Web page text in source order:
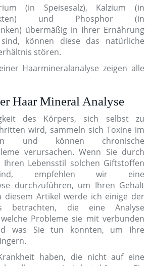
(in Speisesalz), Kalzium (in
und Phosphor (in
übermäßig in Ihrer Ernährung
können diese das natürliche
stören.
Haarmineralanalyse zeigen alle
Haar Mineral Analyse
des Körpers, sich selbst zu
wird, sammeln sich Toxine im
und können chronische
verursachen. Wenn Sie durch
Lebensstil solchen Giftstoffen
empfehlen wir eine
durchzuführen, um Ihren Gehalt
diesem Artikel werde ich einige der
betrachten, die eine Analyse
Probleme sie mit verbunden
was Sie tun konnten, um Ihre
haben, die nicht auf eine